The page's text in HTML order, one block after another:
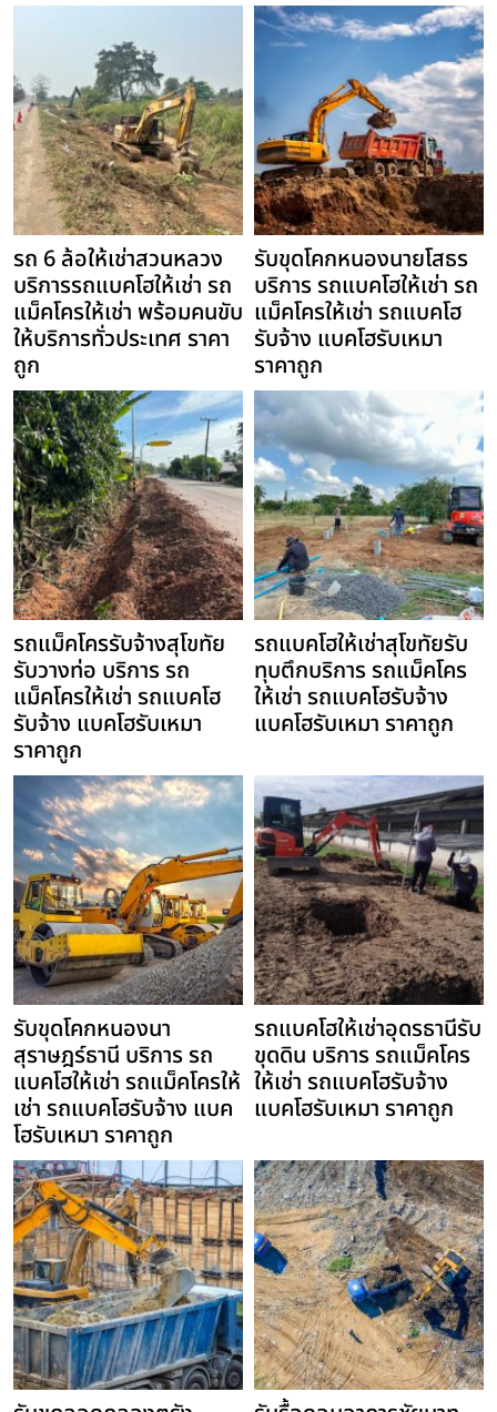
รถ 6 ล้อให้เช่าสวนหลวง
บริการรถแบคโฮให้เช่า รถ
แม็คโครให้เช่า พร้อมคนขับ
ให้บริการทั่วประเทศ ราคา
ถูก
รับขุดโคกหนองนายโสธร
บริการ รถแบคโฮให้เช่า รถ
แม็คโครให้เช่า รถแบคโฮ
รับจ้าง แบคโฮรับเหมา
ราคาถูก
รถแม็คโครรับจ้างสุโขทัย
รับวางท่อ บริการ รถ
แม็คโครให้เช่า รถแบคโฮ
รับจ้าง แบคโฮรับเหมา
ราคาถูก
รถแบคโฮให้เช่าสุโขทัยรับ
ทุบตึกบริการ รถแม็คโคร
ให้เช่า รถแบคโฮรับจ้าง
แบคโฮรับเหมา ราคาถูก
รับขุดโคกหนองนา
สุราษฎร์ธานี บริการ รถ
แบคโฮให้เช่า รถแม็คโครให้
เช่า รถแบคโฮรับจ้าง แบค
โฮรับเหมา ราคาถูก
รถแบคโฮให้เช่าอุดรธานีรับ
ขุดดิน บริการ รถแม็คโคร
ให้เช่า รถแบคโฮรับจ้าง
แบคโฮรับเหมา ราคาถูก